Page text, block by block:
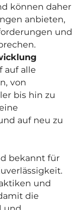
können daher
anbieten,
und
auf alle
von
bis hin zu
auf neu zu
bekannt für
und
die